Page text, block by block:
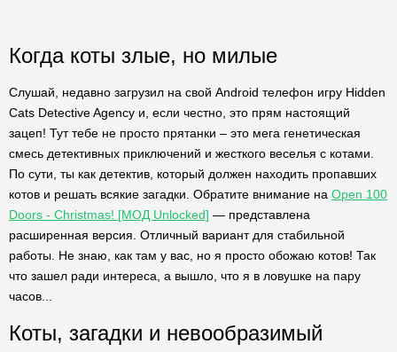
Когда коты злые, но милые
Слушай, недавно загрузил на свой Android телефон игру Hidden
Cats Detective Agency и, если честно, это прям настоящий
зацеп! Тут тебе не просто прятанки – это мега генетическая
смесь детективных приключений и жесткого веселья с котами.
По сути, ты как детектив, который должен находить пропавших
котов и решать всякие загадки. Обратите внимание на Open 100
Doors - Christmas! [МОД Unlocked] — представлена
расширенная версия. Отличный вариант для стабильной
работы. Не знаю, как там у вас, но я просто обожаю котов! Так
что зашел ради интереса, а вышло, что я в ловушке на пару
часов...
Коты, загадки и невообразимый